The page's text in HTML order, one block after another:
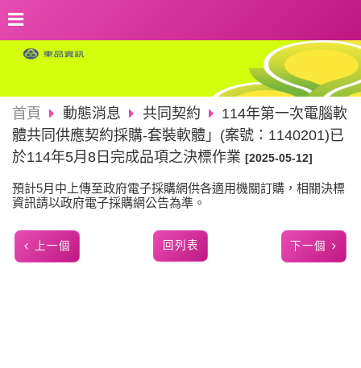
首頁 動態消息 共同契約
114年第一次電腦軟
體共同供應契約採購-套裝軟體」(案號：1140201)已
於114年5月8日完成品項之決標作業 [2025-05-12]
預計5月中上傳至政府電子採購網供各適用機關訂購，相關決標
資訊請以政府電子採購網公告為準。
上一個 回列表 下一個